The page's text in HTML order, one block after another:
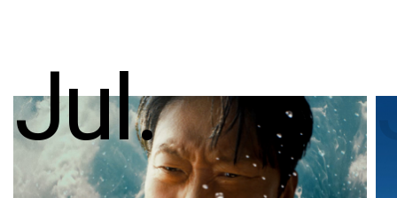
Jul.